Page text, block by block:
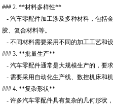
### 2. **材料多样性**
- 汽车零配件加工涉及多种材料，包括
胶、复合材料等。
- 不同材料需要采用不同的加工工艺和设
### 3. **批量生产**
- 汽车零配件通常是大规模生产的，要
- 需要采用自动化生产线、数控机床和
### 4. **复杂形状**
- 许多汽车零配件具有复杂的几何形状